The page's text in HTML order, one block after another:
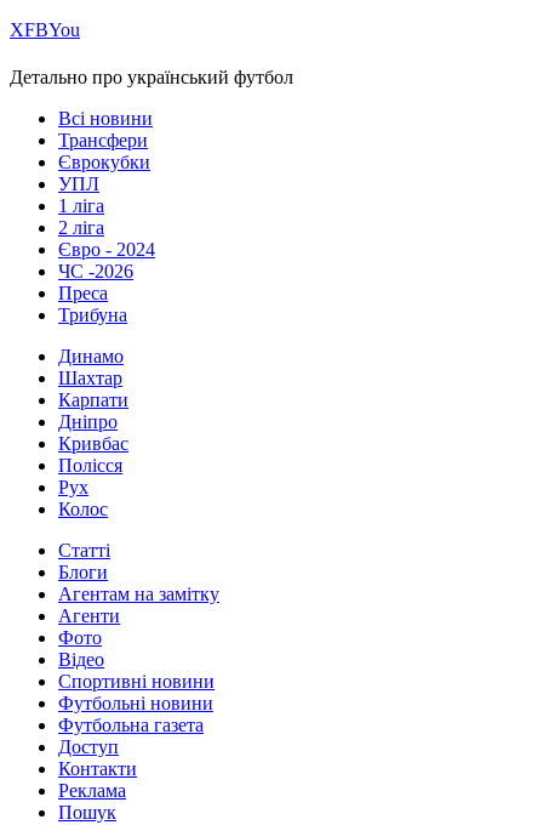
ХFBYou
Детально про український футбол
Всі новини
Трансфери
Єврокубки
УПЛ
1 ліга
2 ліга
Євро - 2024
ЧС -2026
Преса
Трибуна
Динамо
Шахтар
Карпати
Дніпро
Кривбас
Полісся
Рух
Колос
Статті
Блоги
Агентам на замітку
Агенти
Фото
Відео
Спортивні новини
Футбольні новини
Футбольна газета
Доступ
Контакти
Реклама
Пошук